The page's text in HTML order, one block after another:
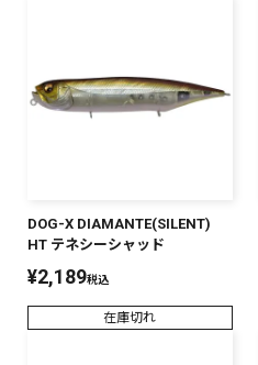
DOG-X DIAMANTE(SILENT)
HT テネシーシャッド
¥2,189税込
在庫切れ